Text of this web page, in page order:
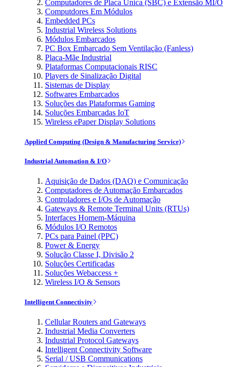
Computadores de Placa Única (SBC) e Extensão MI/O
Computdores Em Módulos
Embedded PCs
Industrial Wireless Solutions
Módulos Embarcados
PC Box Embarcado Sem Ventilação (Fanless)
Placa-Mãe Industrial
Plataformas Computacionais RISC
Players de Sinalização Digital
Sistemas de Display
Softwares Embarcados
Soluções das Plataformas Gaming
Soluções Embarcadas IoT
Wireless ePaper Display Solutions
Applied Computing (Design & Manufacturing Service)
Industrial Automation & I/O
Aquisição de Dados (DAQ) e Comunicação
Computadores de Automação Embarcados
Controladores e I/Os de Automação
Gateways & Remote Terminal Units (RTUs)
Interfaces Homem-Máquina
Módulos I/O Remotos
PCs para Painel (PPC)
Power & Energy
Solução Classe I, Divisão 2
Soluções Certificadas
Soluções Webaccess +
Wireless I/O & Sensors
Intelligent Connectivity
Cellular Routers and Gateways
Industrial Media Converters
Industrial Protocol Gateways
Intelligent Connectivity Software
Serial / USB Communications